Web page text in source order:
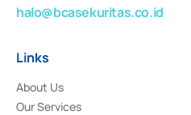
halo@bcasekuritas.co.id
Links
About Us
Our Services